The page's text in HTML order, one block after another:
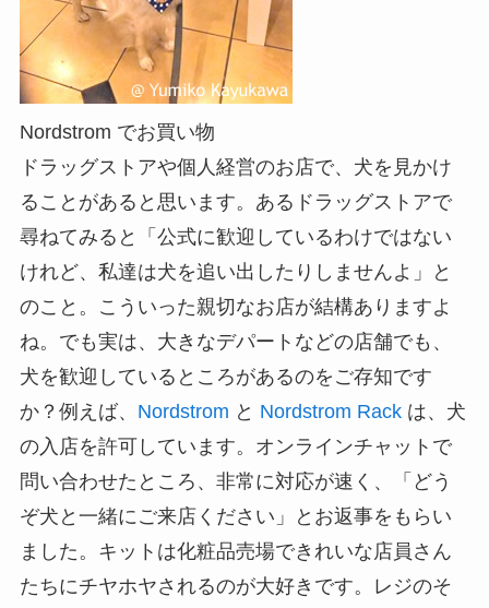
Nordstrom でお買い物
ドラッグストアや個人経営のお店で、犬を見かけ
ることがあると思います。あるドラッグストアで
尋ねてみると「公式に歓迎しているわけではない
けれど、私達は犬を追い出したりしませんよ」と
のこと。こういった親切なお店が結構ありますよ
ね。でも実は、大きなデパートなどの店舗でも、
犬を歓迎しているところがあるのをご存知です
か？例えば、 Nordstrom と Nordstrom Rackは、犬
の入店を許可しています。オンラインチャットで
問い合わせたところ、非常に対応が速く、「どう
ぞ犬と一緒にご来店ください」とお返事をもらい
ました。キットは化粧品売場できれいな店員さん
たちにチヤホヤされるのが大好きです。レジのそ